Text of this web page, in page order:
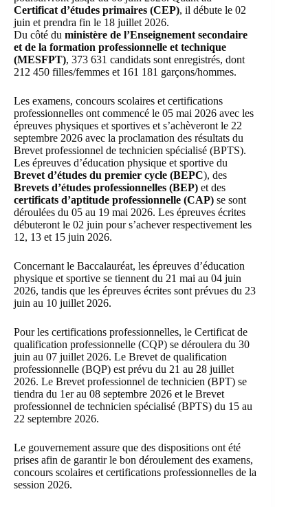
Certificat d’études primaires (CEP), il débute le 02
juin et prendra fin le 18 juillet 2026.
Du côté du ministère de l’Enseignement secondaire
et de la formation professionnelle et technique
(MESFPT), 373 631 candidats sont enregistrés, dont
212 450 filles/femmes et 161 181 garçons/hommes.
Les examens, concours scolaires et certifications
professionnelles ont commencé le 05 mai 2026 avec les
épreuves physiques et sportives et s’achèveront le 22
septembre 2026 avec la proclamation des résultats du
Brevet professionnel de technicien spécialisé (BPTS).
Les épreuves d’éducation physique et sportive du
Brevet d’études du premier cycle (BEPC), des
Brevets d’études professionnelles (BEP) et des
certificats d’aptitude professionnelle (CAP) se sont
déroulées du 05 au 19 mai 2026. Les épreuves écrites
débuteront le 02 juin pour s’achever respectivement les
12, 13 et 15 juin 2026.
Concernant le Baccalauréat, les épreuves d’éducation
physique et sportive se tiennent du 21 mai au 04 juin
2026, tandis que les épreuves écrites sont prévues du 23
juin au 10 juillet 2026.
Pour les certifications professionnelles, le Certificat de
qualification professionnelle (CQP) se déroulera du 30
juin au 07 juillet 2026. Le Brevet de qualification
professionnelle (BQP) est prévu du 21 au 28 juillet
2026. Le Brevet professionnel de technicien (BPT) se
tiendra du 1er au 08 septembre 2026 et le Brevet
professionnel de technicien spécialisé (BPTS) du 15 au
22 septembre 2026.
Le gouvernement assure que des dispositions ont été
prises afin de garantir le bon déroulement des examens,
concours scolaires et certifications professionnelles de la
session 2026.